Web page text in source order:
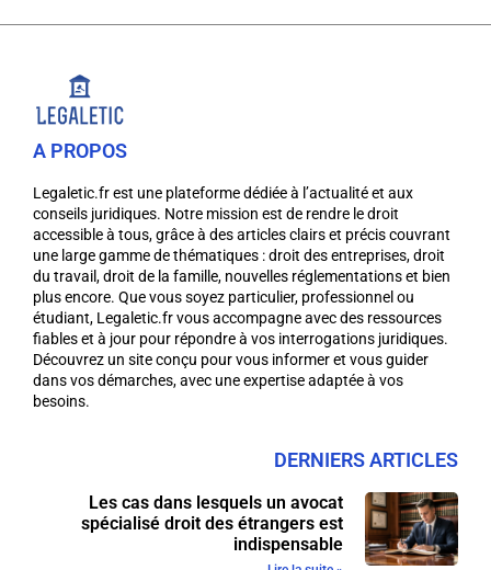
A PROPOS
Legaletic.fr est une plateforme dédiée à l’actualité et aux
conseils juridiques. Notre mission est de rendre le droit
accessible à tous, grâce à des articles clairs et précis couvrant
une large gamme de thématiques : droit des entreprises, droit
du travail, droit de la famille, nouvelles réglementations et bien
plus encore. Que vous soyez particulier, professionnel ou
étudiant, Legaletic.fr vous accompagne avec des ressources
fiables et à jour pour répondre à vos interrogations juridiques.
Découvrez un site conçu pour vous informer et vous guider
dans vos démarches, avec une expertise adaptée à vos
besoins.
DERNIERS ARTICLES
Les cas dans lesquels un avocat
spécialisé droit des étrangers est
indispensable